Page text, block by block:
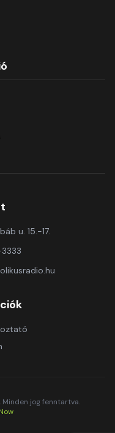
u. 15.-17.
jog fenntartva.